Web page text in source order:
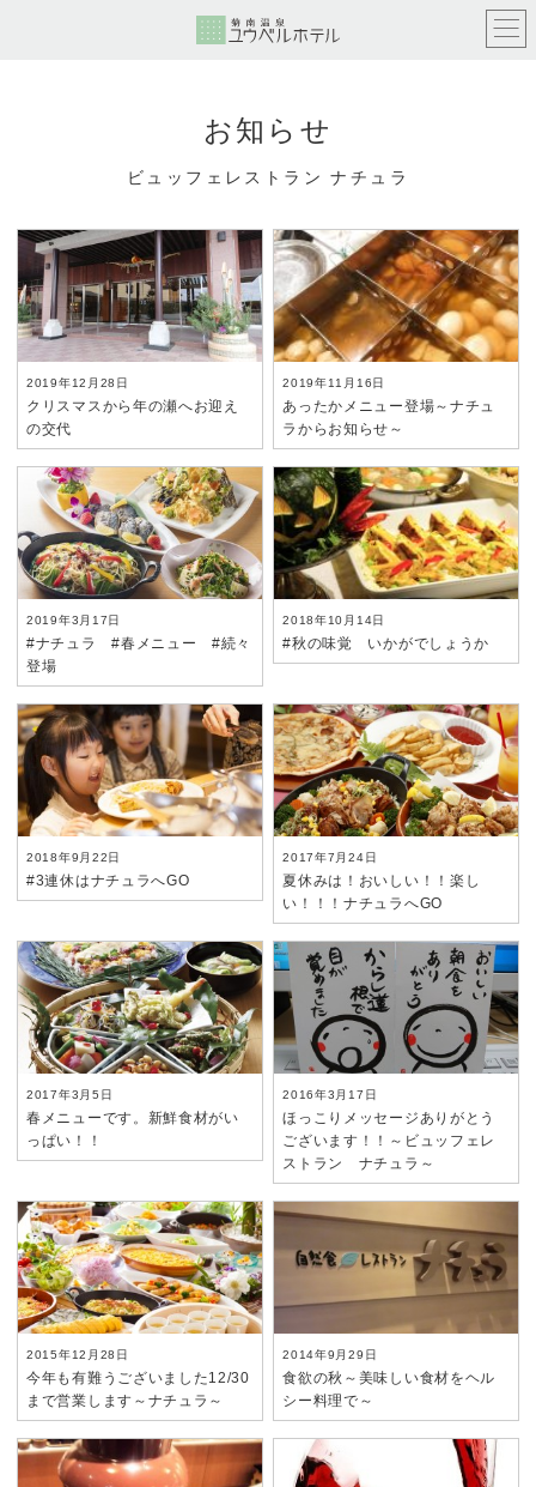
お知らせ
ビュッフェレストラン ナチュラ
2019年12月28日
クリスマスから年の瀬へお迎え
の交代
2019年11月16日
あったかメニュー登場～ナチュ
ラからお知らせ～
2019年3月17日
#ナチュラ #春メニュー #続々
登場
2018年10月14日
#秋の味覚 いかがでしょうか
2018年9月22日
#3連休はナチュラへGO
2017年7月24日
夏休みは！おいしい！！楽し
い！！！ナチュラへGO
2017年3月5日
春メニューです。新鮮食材がい
っぱい！！
2016年3月17日
ほっこりメッセージありがとう
ございます！！～ビュッフェレ
ストラン ナチュラ～
2015年12月28日
今年も有難うございました12/30
まで営業します～ナチュラ～
2014年9月29日
食欲の秋～美味しい食材をヘル
シー料理で～